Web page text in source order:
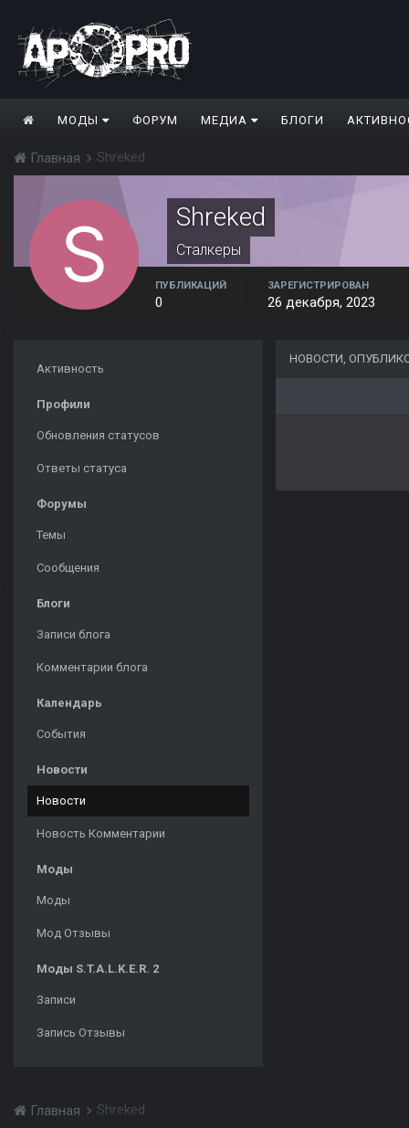
МОДЫ ФОРУМ МЕДИА БЛОГИ
Главная Shreked
Shreked
Сталкеры
ПУБЛИКАЦИЙ
0
ЗАРЕГИСТРИРОВАН
26 декабря, 2023
Активность
Профили
Обновления статусов
Ответы статуса
Форумы
Темы
Сообщения
Блоги
Записи блога
Комментарии блога
Календарь
События
Новости
Новости
Новость Комментарии
Моды
Моды
Мод Отзывы
Моды S.T.A.L.K.E.R. 2
Записи
Запись Отзывы
НОВОСТИ,
Главная Shreked